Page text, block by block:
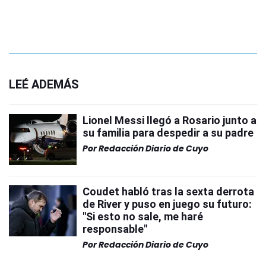
LEÉ ADEMÁS
Lionel Messi llegó a Rosario junto a
su familia para despedir a su padre
PorRedacción Diario de Cuyo
Coudet habló tras la sexta derrota
de River y puso en juego su futuro:
"Si esto no sale, me haré
responsable"
PorRedacción Diario de Cuyo